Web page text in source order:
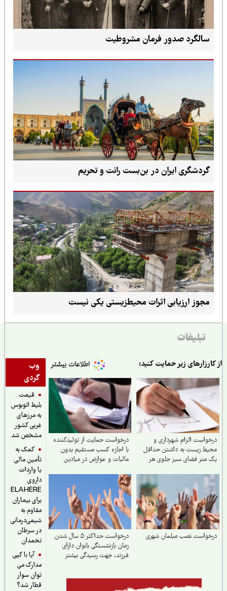
سالگرد صدور فرمان مشروطیت
گردشگری ایران در بن‌بست رانت و تحریم
مجوز ارزیابی اثرات محیط‌زیستی یکی نیست
تبلیغات
وب
گردی
قیمت
بلیط اتوبوس
به مرزهای
غربی کشور
مشخص شد
کمک به
تأمین مالی
یا واردات
ELAHERE
برای بیماران
مقاوم به
شیمی‌درمانی
در سرطان
تخمدان
آیا با کپی
مدارک می
توان سوار
قطار شد؟
زیر حمایت کنید:
الزام شهرداری و
زیست به داشتن حداقل
متر فضای سبز جلوی هر
درخواست حمایت از تولیدکننده
با اجازه کسب مستقیم بدون
مالیات و عوارض در میادین
نصب مبلمان شهری
درخواست حداکثر ۵ سال شدن
زمان بازنشستگی بانوان دارای
فرزند، جهت رسیدگی بیشتر